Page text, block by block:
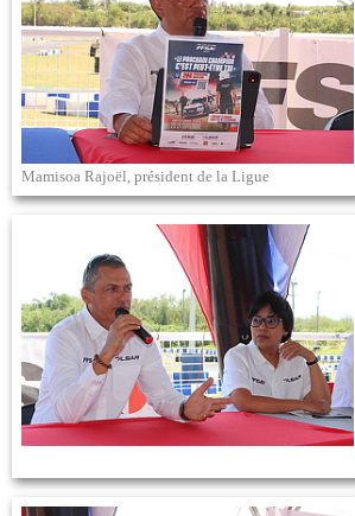
Mamisoa Rajoël, président de la Ligue